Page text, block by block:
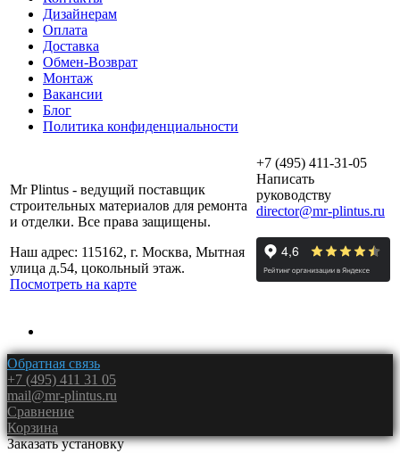
Дизайнерам
Оплата
Доставка
Обмен-Возврат
Монтаж
Вакансии
Блог
Политика конфиденциальности
Mr Plintus - ведущий поставщик
строительных материалов для ремонта
и отделки. Все права защищены.
Наш адрес: 115162, г. Москва, Мытная
улица д.54, цокольный этаж.
Посмотреть на карте
+7 (495) 411-31-05
Написать
руководству
director@mr-plintus.ru
Обратная связь
+7 (495) 411 31 05
mail@mr-plintus.ru
Сравнение
Корзина
Заказать установку